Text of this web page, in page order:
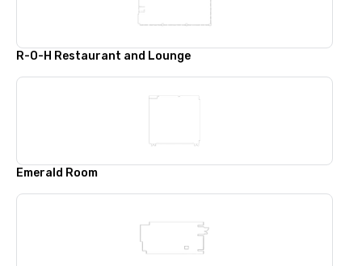
R-O-H Restaurant and Lounge
Emerald Room